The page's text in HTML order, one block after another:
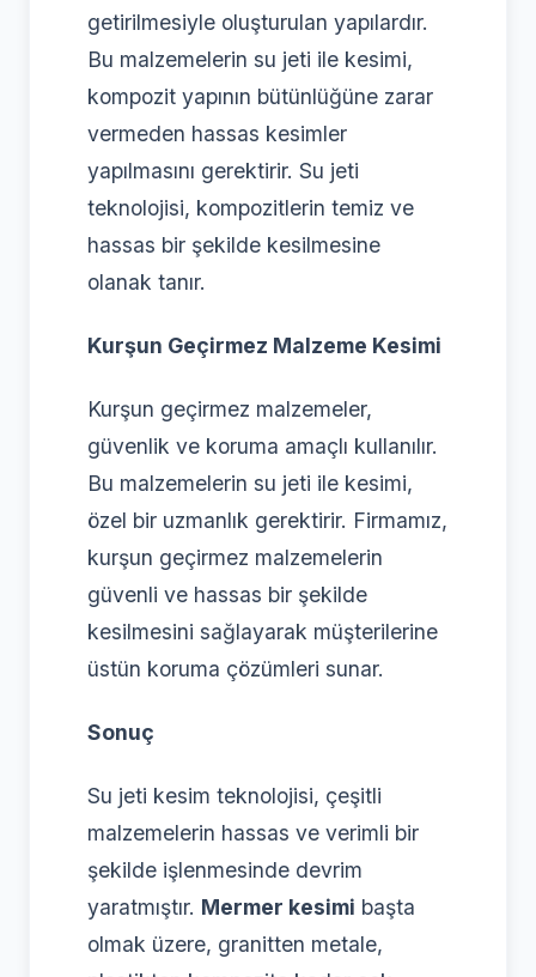
getirilmesiyle oluşturulan yapılardır.
Bu malzemelerin su jeti ile kesimi,
kompozit yapının bütünlüğüne zarar
vermeden hassas kesimler
yapılmasını gerektirir. Su jeti
teknolojisi, kompozitlerin temiz ve
hassas bir şekilde kesilmesine
olanak tanır.
Kurşun Geçirmez Malzeme Kesimi
Kurşun geçirmez malzemeler,
güvenlik ve koruma amaçlı kullanılır.
Bu malzemelerin su jeti ile kesimi,
özel bir uzmanlık gerektirir. Firmamız,
kurşun geçirmez malzemelerin
güvenli ve hassas bir şekilde
kesilmesini sağlayarak müşterilerine
üstün koruma çözümleri sunar.
Sonuç
Su jeti kesim teknolojisi, çeşitli
malzemelerin hassas ve verimli bir
şekilde işlenmesinde devrim
yaratmıştır. Mermer kesimi başta
olmak üzere, granitten metale,